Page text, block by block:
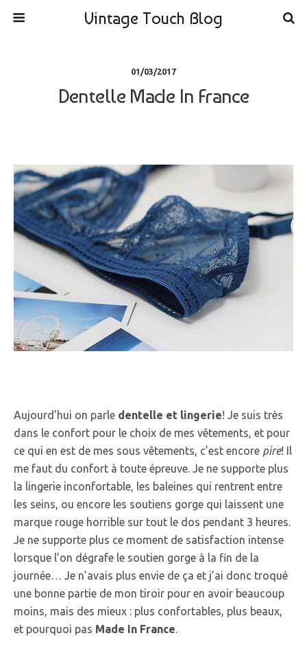
Vintage Touch Blog
01/03/2017
Dentelle Made In France
Aujourd’hui on parle dentelle et lingerie! Je suis très
dans le confort pour le choix de mes vêtements, et pour
ce qui en est de mes sous vêtements, c’est encore pire! Il
me faut du confort à toute épreuve. Je ne supporte plus
la lingerie inconfortable, les baleines qui rentrent entre
les seins, ou encore les soutiens gorge qui laissent une
marque rouge horrible sur tout le dos pendant 3 heures.
Je ne supporte plus ce moment de satisfaction intense
lorsque l’on dégrafe le soutien gorge à la fin de la
journée… Je n’avais plus envie de ça et j’ai donc troqué
une bonne partie de mon tiroir pour en avoir beaucoup
moins, mais des mieux : plus confortables, plus beaux,
et pourquoi pas Made In France.